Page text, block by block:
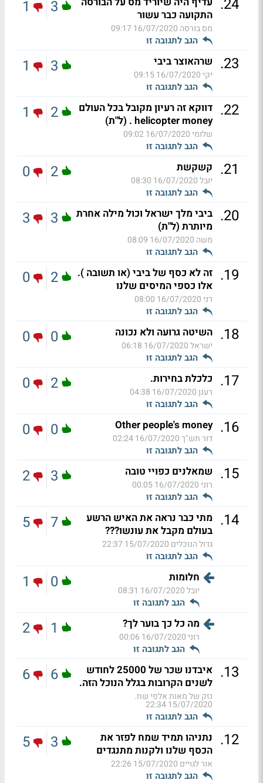
24
.
התקועה כבר עשור
מס בורסה 16/07/2020 09:17
הגב לתגובה זו
3
1
23
. שרהאוצר ביבי
יקי16/07/2020 09:15
הגב לתגובה זו
3
1
22
. דווקא זה רעיון מקובל בכל העולם
helicopter money . (ל"ת)
שלומי16/07/2020 09:02
הגב לתגובה זו
2
1
21
. קשקשת
יובל16/07/2020 08:30
הגב לתגובה זו
2
0
20
. ביבי מלך ישראל וכול מילה אחרת
מיותרת (ל"ת)
משה 16/07/2020 08:09
הגב לתגובה זו
3
3
19
. זה לא כסף של ביבי (או תשובה ).
אלו כספי המיסים שלנו
דני16/07/2020 08:00
הגב לתגובה זו
2
0
18
. השיטה גרועה ולא נכונה
ישראל16/07/2020 06:18
הגב לתגובה זו
0
0
17
. כלכלת בחירות.
רענן16/07/2020 04:38
הגב לתגובה זו
2
0
16
.
Other people's money
דור תש"ך16/07/2020 02:24
הגב לתגובה זו
0
0
15
. שמאלנים כפויי טובה
רוני16/07/2020 00:05
הגב לתגובה זו
3
2
14
. מתי כבר נראה את האיש הרשע
בעולם מקבל את עונשו???
גדול הנוכלים 15/07/2020 22:37
הגב לתגובה זו
7
5
חלומות
יובל16/07/2020 08:31
הגב לתגובה זו
0
1
מה כל כך בוער לך?
רוני16/07/2020 00:06
הגב לתגובה זו
1
2
13
.
איבדנו שכר של 25000 לחודש
לשנים הקרובות בגלל הנוכל הזה.
נזק של מאות אלפי שח.
15/07/2020 22:34
הגב לתגובה זו
6
6
12
. נתניהו תמיד שמח לפזר את
הכסף שלנו ולקנות מתנגדים
אור לגויים 15/07/2020 22:26
הגב לתגובה זו
3
5